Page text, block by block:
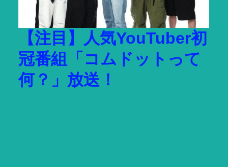
【注目】人気YouTuber初
冠番組「コムドットって
何？」放送！